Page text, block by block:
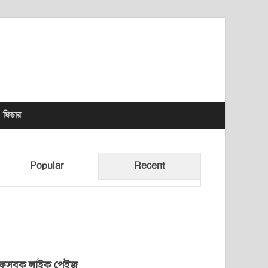
ফিচার
Popular Recent
লাইক পেইজ